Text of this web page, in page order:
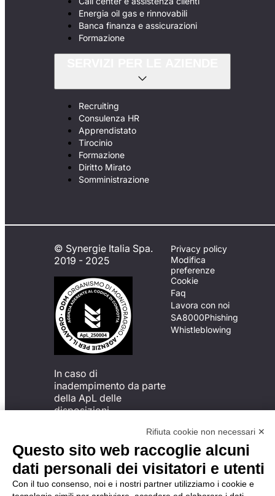
Energia oil gas e rinnovabili
Banca finanza e assicurazioni
Formazione
Recruiting
Consulenza HR
Apprendistato
Tirocinio
Formazione
Diritto Mirato
Somministrazione
© Synergie Italia Spa.
2019 - 2025
In caso di
inadempimento da parte
della ApL delle
disposizioni
possibile presentare un
reclamo
all’Organismo di
Monitoraggio utilizzando
una delle modalità
Privacy policy
Modifica
preferenze
Cookie
Faq
Lavora con noi
SA8000Phishing
Whistleblowing
Rifiuta cookie non necessari ✕
Questo sito web raccoglie alcuni
dati personali dei visitatori e utenti
Con il tuo consenso, noi e i nostri partner utilizziamo i cookie e